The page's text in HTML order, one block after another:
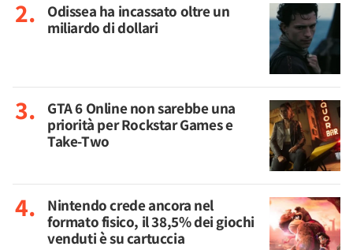
Odissea ha incassato oltre un
miliardo di dollari
GTA 6 Online non sarebbe una
priorità per Rockstar Games e
Take-Two
Nintendo crede ancora nel
formato fisico, il 38,5% dei giochi
venduti è su cartuccia